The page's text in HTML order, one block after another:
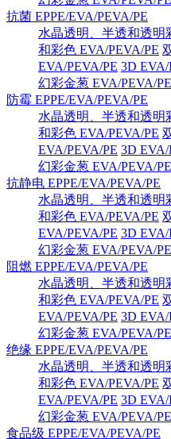
抗菌 EPPE/EVA/PEVA/PE
水晶透明、半透和透明
和彩色 EVA/PEVA/PE
EVA/PEVA/PE 3D EVA/
幻彩金葱 EVA/PEVA/PE
防霉 EPPE/EVA/PEVA/PE
水晶透明、半透和透明
和彩色 EVA/PEVA/PE
EVA/PEVA/PE 3D EVA/
幻彩金葱 EVA/PEVA/PE
抗静电 EPPE/EVA/PEVA/PE
水晶透明、半透和透明
和彩色 EVA/PEVA/PE
EVA/PEVA/PE 3D EVA/
幻彩金葱 EVA/PEVA/PE
阻燃 EPPE/EVA/PEVA/PE
水晶透明、半透和透明
和彩色 EVA/PEVA/PE
EVA/PEVA/PE 3D EVA/
幻彩金葱 EVA/PEVA/PE
绝缘 EPPE/EVA/PEVA/PE
水晶透明、半透和透明
和彩色 EVA/PEVA/PE
EVA/PEVA/PE 3D EVA/
幻彩金葱 EVA/PEVA/PE
食品级 EPPE/EVA/PEVA/PE